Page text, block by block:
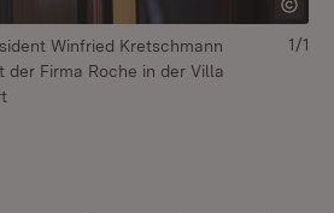
Winfried Kretschmann
der Firma Roche in der Villa
1/1